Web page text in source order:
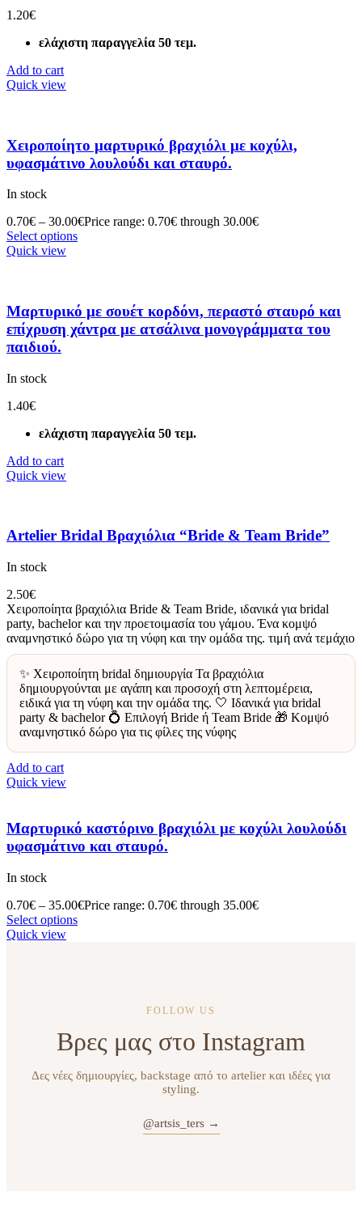
1.20€
ελάχιστη παραγγελία 50 τεμ.
Add to cart
Quick view
Χειροποίητο μαρτυρικό βραχιόλι με κοχύλι,
υφασμάτινο λουλούδι και σταυρό.
In stock
0.70€ – 30.00€Price range: 0.70€ through 30.00€
Select options
Quick view
Μαρτυρικό με σουέτ κορδόνι, περαστό σταυρό και
επίχρυση χάντρα με ατσάλινα μονογράμματα του
παιδιού.
In stock
1.40€
ελάχιστη παραγγελία 50 τεμ.
Add to cart
Quick view
Artelier Bridal Βραχιόλια “Bride & Team Bride”
In stock
2.50€
Χειροποίητα βραχιόλια Bride & Team Bride, ιδανικά για bridal
party, bachelor και την προετοιμασία του γάμου. Ένα κομψό
αναμνηστικό δώρο για τη νύφη και την ομάδα της. τιμή ανά τεμάχιο
✨ Χειροποίητη bridal δημιουργία Τα βραχιόλια
δημιουργούνται με αγάπη και προσοχή στη λεπτομέρεια,
ειδικά για τη νύφη και την ομάδα της. 🤍 Ιδανικά για bridal
party & bachelor 💍 Επιλογή Bride ή Team Bride 🎁 Κομψό
αναμνηστικό δώρο για τις φίλες της νύφης
Add to cart
Quick view
Μαρτυρικό καστόρινο βραχιόλι με κοχύλι λουλούδι
υφασμάτινο και σταυρό.
In stock
0.70€ – 35.00€Price range: 0.70€ through 35.00€
Select options
Quick view
FOLLOW US
Βρες μας στο Instagram
Δες νέες δημιουργίες, backstage από το artelier και ιδέες για
styling.
@artsis_ters →